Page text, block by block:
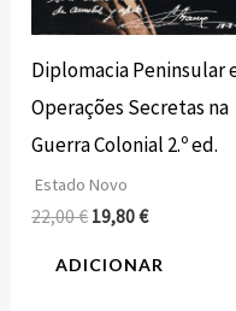
Diplomacia Peninsular
Operações Secretas na
Guerra Colonial 2.º ed.
Estado Novo
22,00€ 19,80€
ADICIONAR